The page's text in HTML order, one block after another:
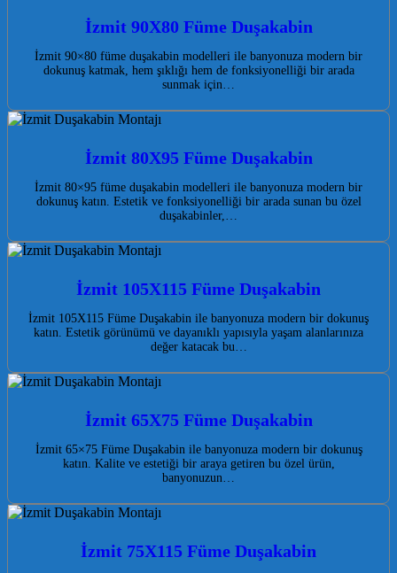
İzmit 90X80 Füme Duşakabin
İzmit 90×80 füme duşakabin modelleri ile banyonuza modern bir
dokunuş katmak, hem şıklığı hem de fonksiyonelliği bir arada
sunmak için…
İzmit 80X95 Füme Duşakabin
İzmit 80×95 füme duşakabin modelleri ile banyonuza modern bir
dokunuş katın. Estetik ve fonksiyonelliği bir arada sunan bu özel
duşakabinler,…
İzmit 105X115 Füme Duşakabin
İzmit 105X115 Füme Duşakabin ile banyonuza modern bir dokunuş
katın. Estetik görünümü ve dayanıklı yapısıyla yaşam alanlarınıza
değer katacak bu…
İzmit 65X75 Füme Duşakabin
İzmit 65×75 Füme Duşakabin ile banyonuza modern bir dokunuş
katın. Kalite ve estetiği bir araya getiren bu özel ürün,
banyonuzun…
İzmit 75X115 Füme Duşakabin